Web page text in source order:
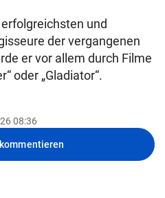
und
der vergangenen
er vor allem durch Filme
oder „Gladiator“.
08:36